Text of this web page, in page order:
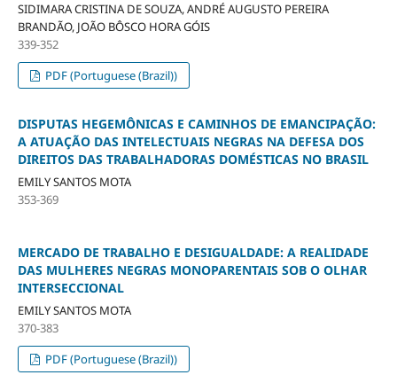
SIDIMARA CRISTINA DE SOUZA, ANDRÉ AUGUSTO PEREIRA
BRANDÃO, JOÃO BÔSCO HORA GÓIS
339-352
PDF (Portuguese (Brazil))
DISPUTAS HEGEMÔNICAS E CAMINHOS DE EMANCIPAÇÃO:
A ATUAÇÃO DAS INTELECTUAIS NEGRAS NA DEFESA DOS
DIREITOS DAS TRABALHADORAS DOMÉSTICAS NO BRASIL
EMILY SANTOS MOTA
353-369
MERCADO DE TRABALHO E DESIGUALDADE: A REALIDADE
DAS MULHERES NEGRAS MONOPARENTAIS SOB O OLHAR
INTERSECCIONAL
EMILY SANTOS MOTA
370-383
PDF (Portuguese (Brazil))